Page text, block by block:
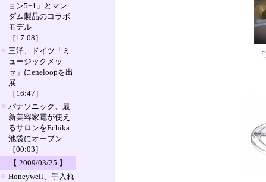
ョン5+1」とマン
ダム製品のコラボ
モデル
［17:08］
■ 三洋、ドイツ「ミ
ュージックメッ
セ」にeneloopを出
展
［16:47］
■ パナソニック、最
新美容家電が使え
るサロンをEchika
池袋にオープン
［00:03］
【 2009/03/25 】
■ Honeywell、手入れ